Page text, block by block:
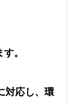
。
対応し、環